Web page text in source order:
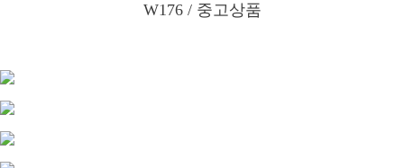
W176 / 중고상품